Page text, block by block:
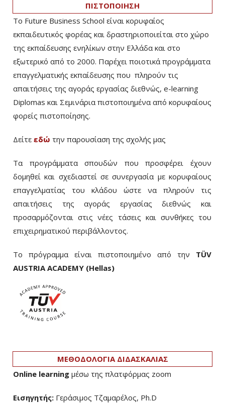
ΠΙΣΤΟΠΟΙΗΣΗ
Το Future Business School είναι κορυφαίος
εκπαιδευτικός φορέας και δραστηριοποιείται στο χώρο
της εκπαίδευσης ενηλίκων στην Ελλάδα και στο
εξωτερικό από το 2000. Παρέχει ποιοτικά προγράμματα
επαγγελματικής εκπαίδευσης που πληρούν τις
απαιτήσεις της αγοράς εργασίας διεθνώς, e-learning
Diplomas και Σεμινάρια πιστοποιημένα από κορυφαίους
φορείς πιστοποίησης.
Δείτε εδώ την παρουσίαση της σχολής μας
Τα προγράμματα σπουδών που προσφέρει έχουν
δομηθεί και σχεδιαστεί σε συνεργασία με κορυφαίους
επαγγελματίας του κλάδου ώστε να πληρούν τις
απαιτήσεις της αγοράς εργασίας διεθνώς και
προσαρμόζονται στις νέες τάσεις και συνθήκες του
επιχειρηματικού περιβάλλοντος.
Το πρόγραμμα είναι πιστοποιημένο από την ΤÜV
AUSTRIA ACADEMY (Hellas)
ΜΕΘΟΔΟΛΟΓΙΑ ΔΙΔΑΣΚΑΛΙΑΣ
Online learning μέσω της πλατφόρμας zoom
Εισηγητής: Γεράσιμος Τζαμαρέλος, Ph.D